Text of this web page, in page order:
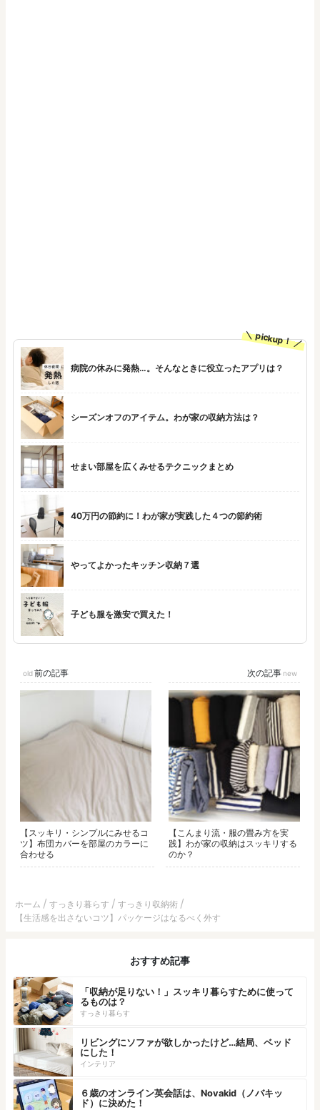
pickup！
病院の休みに発熱…。そんなときに役立ったアプリは？
シーズンオフのアイテム。わが家の収納方法は？
せまい部屋を広くみせるテクニックまとめ
40万円の節約に！わが家が実践した４つの節約術
やってよかったキッチン収納７選
子ども服を激安で買えた！
前の記事
【スッキリ・シンプルにみせるコ
ツ】布団カバーを部屋のカラーに
合わせる
次の記事
【こんまり流・服の畳み方を実
践】わが家の収納はスッキリする
のか？
ホーム すっきり暮らす
すっきり収納術
【生活感を出さないコツ】パッケージはなるべく外す
おすすめ記事
「収納が足りない！」スッキリ暮らすために使って
るものは？
すっきり暮らす
リビングにソファが欲しかったけど…結局、ベッド
にした！
インテリア
６歳のオンライン英会話は、Novakid（ノバキッ
ド）に決めた！